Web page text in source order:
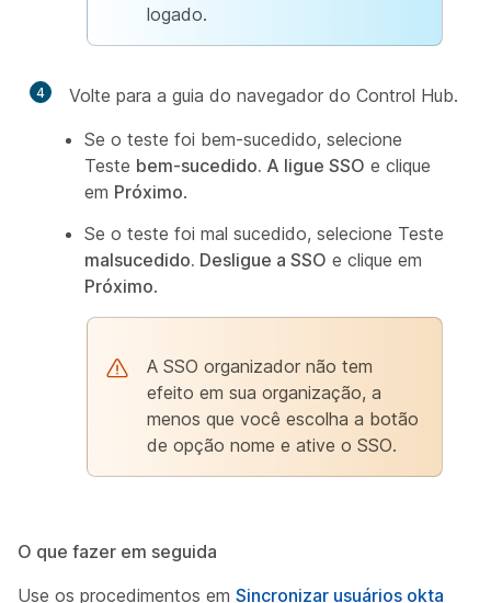
logado.
4
Volte para a guia do navegador do Control Hub.
Se o teste foi bem-sucedido, selecione
Teste bem-sucedido. A ligue SSO e clique
em Próximo.
Se o teste foi mal sucedido, selecione Teste
malsucedido. Desligue a SSO e clique em
Próximo.
A SSO organizador não tem
efeito em sua organização, a
menos que você escolha a botão
de opção nome e ative o SSO.
O que fazer em seguida
Use os procedimentos em Sincronizar usuários okta